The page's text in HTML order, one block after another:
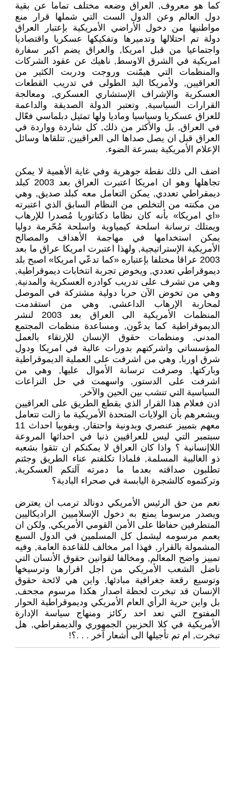
كما هو معروف, العراق وضعه مختلف تماما عن بقية
دول العالم وعن الدول الست التي شملها قرار منع
مواطنيها من دخول الأراضي الأمريكية بإعتبار العراق
دولة تم احتلالها وتدميرها وتفكيكها عسكريا واقتصاديا
واجتماعيا من قبل امريكا, والعراق يضم اكبر سفارة
امريكية في الشرق الاوسط, ناهيك عن عقود الشركات
والمنظمات التي هيمّنت وروجت ودربت الكثير من
العراقيين, ولأمريكا اليد الطولى في تدريب القطعات
العسكرية والإشراف الإستشاري العسكري, ومعالجة
القرارات السياسية, وتعتبر الدولة الصديقة والداعمة
للعراق عسكريا وسياسيا وماديا ولها تمثيل دبلماسي فعّال
في العراق, بل والأكثر من ذلك, كل شاردة وواردة في
العراق قبل ان يصل صداها الى العراقيين, تتلقاها وسائل
الإعلام الأمريكية بسرعة الضوء.
اضف الى ذلك نقطة جوهرية وفي غاية الأهمية لا يمكن
تجاهلها وهو ان امريكا اعتبرت العراق بعد 2003 كبلد
ديمقراطي تعددي, يمكن التعامل معه كبلد صديق, وهي
من مكنته من التخلص من النظام السابق الذي اعتبرته
«اي امريكا» بأنه كان نظاما دكتاتوريا مُصدرا للإرهاب
ويمتلك ترسانة اسلحة كيمياوية واسلحة مُحّرمة دوليا
يمكن استخدامها في مهاجمة الأهداف والمصالح
الأمريكية الإستراتيجية, ولهذا اعتبرت امريكا عراق ما بعد
2003 عراقا مختلفا بإعتباره «كما تدعّي امريكا» اصبح بلد
ديموقراطي تعددي, ويخوض تجربة انتخابات ديموقراطية,
وهي من تشرف على تدريب كوادره العسكرية والمدنية,
وهي من تخوض الآن حربا دولية مشتركة في الموصل
لمحاربة الإرهاب الداعشي, وهي من استقدمت
المنظمات الأمريكية الى العراق بعد 2003 لنشر
الديموقراطية كما يدعّون, ومساعدة منظمات المجتمع
المدني, ومنظمات حقوق الإنسان للإرتقاء بالعمل
المؤسساتي واشركتهم بدورات عالية في امريكا ودول
شرق اوربا, وهي من اشرفت على العملية الديموقراطية
وباركتها, وصرفت ترسانة الأموال عليها, وهي من
اشرفت على الدستور, واسهمت في حل النزاعات
السياسية التي تنشب بين الحين والآخر.
اذن فعلام هذا القرار الذي يقطع الطريق على العراقيين
ويشعرهم بأن الولايات المتحدة الأمريكية ما زالت تتعامل
معهم بتمييز عنصري وبدونية واحتقار, وبفوبيا احداث 11
سبتمبر التي ليس للعراقيين ذنبا في احداثها المروعة
اللاإنسانية ؟ واذا كان العراق لا يمكنكم ان تثقوا بشعبه
ذو الغالبية المسلمة, فلماذا تكلفتم عناء الطريق وجئتم
تطلبون صداقته بعدما ما دمرته آلتكم العسكرية,
وتركتموه كالشجرة اليابسة في صحراء البادية؟
نعم من حق الرئيس الأمريكي دونالد ترمب ان يعترض
ويصدر مرسوما يمنع به دخول الإسلاميين الراديكاليين
المتطرفين حفاظا على الأمن القومي الأمريكي, ولكن ان
يعمم مرسومه ليشمل كل المسلمين في الدول السبع
المشمولة بالقرار, فهذا امر مخالف للقاعدة العامة, وفيه
تمييز واضح المعالم, ومخالفا لقوانين حقوق الأنسان التي
ناضل الشعب الأمريكي من اجل اقرارها وترسيخها
وتوسيع رقعة جغرافية مبادئها, واين هي لائحة حقوق
الإنسان قد تبخرت لحظة اصدار هكذا مرسوم مجحف,
بل واين حرية الرأي العام الأمريكي وديموقراطية الحوار
المفتوح التي تعد احد ركائز ومنهاج سياسة الإدارة
الأمريكية في كلا الحزبين الجمهوري والديمقراطي, هل
تبخرت, ام تم تأجيلها الى أشعار آخر . . .؟!